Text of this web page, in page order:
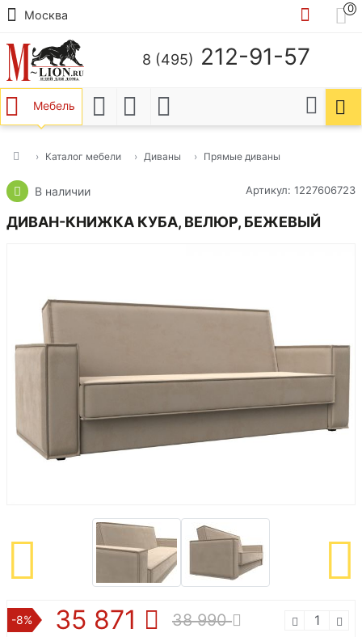
Москва
0
8 (495) 212-91-57
Мебель
Каталог мебели Диваны Прямые диваны
В наличии Артикул: 1227606723
ДИВАН-КНИЖКА КУБА, ВЕЛЮР, БЕЖЕВЫЙ
-8% 35 871 38 990